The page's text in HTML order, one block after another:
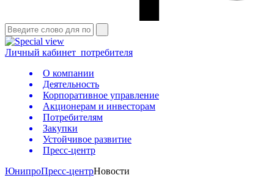
Личный кабинет потребителя
О компании
Деятельность
Корпоративное управление
Акционерам и инвесторам
Потребителям
Закупки
Устойчивое развитие
Пресс-центр
ЮнипроПресс-центрНовости